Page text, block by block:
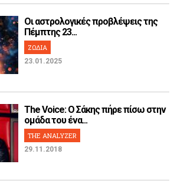
Οι αστρολογικές προβλέψεις της
Πέμπτης 23...
ΖΩΔΙΑ
23.01.2025
The Voice: Ο Σάκης πήρε πίσω στην
ομάδα του ένα...
THE ANALYZER
29.11.2018